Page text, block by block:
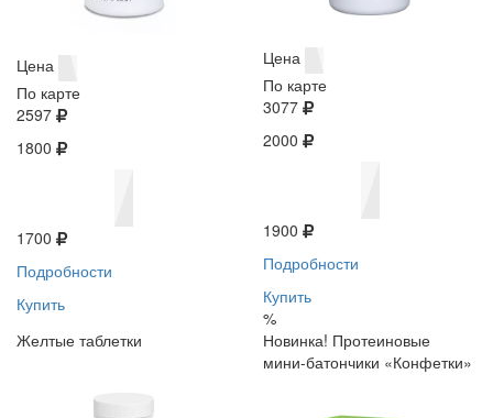
Цена
По карте
2597
1800
1700
Подробности
Купить
Цена
По карте
3077
2000
1900
Подробности
Купить
%
Желтые таблетки
Новинка! Протеиновые
мини-батончики «Конфетки»